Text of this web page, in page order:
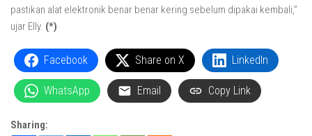
pastikan alat elektronik benar benar kering sebelum dipakai kembali,”
ujar Elly. (*)
Facebook Share on X LinkedIn
WhatsApp Email Copy Link
Sharing: